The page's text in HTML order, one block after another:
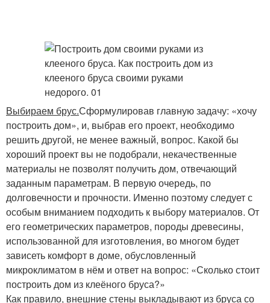
Выбираем брус.Сформулировав главную задачу: «хочу
построить дом», и, выбрав его проект, необходимо
решить другой, не менее важный, вопрос. Какой бы
хороший проект вы не подобрали, некачественные
материалы не позволят получить дом, отвечающий
заданным параметрам. В первую очередь, по
долговечности и прочности. Именно поэтому следует с
особым вниманием подходить к выбору материалов. От
его геометрических параметров, породы древесины,
использованной для изготовления, во многом будет
зависеть комфорт в доме, обусловленный
микроклиматом в нём и ответ на вопрос: «Сколько стоит
построить дом из клеёного бруса?»
Как правило, внешние стены выкладывают из бруса со